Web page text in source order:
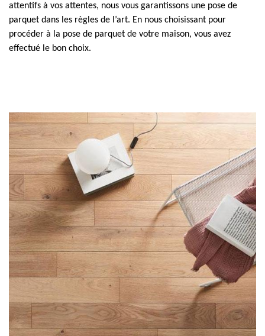
attentifs à vos attentes, nous vous garantissons une pose de
parquet dans les règles de l’art. En nous choisissant pour
procéder à la pose de parquet de votre maison, vous avez
effectué le bon choix.